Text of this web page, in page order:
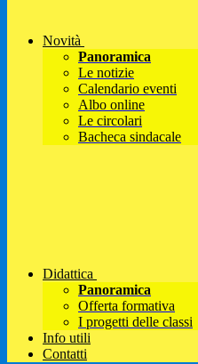
Novità
Panoramica
Le notizie
Calendario eventi
Albo online
Le circolari
Bacheca sindacale
Didattica
Panoramica
Offerta formativa
I progetti delle classi
Info utili
Contatti